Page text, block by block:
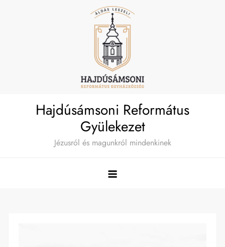
Hajdúsámsoni Református
Gyülekezet
Jézusról és magunkról mindenkinek